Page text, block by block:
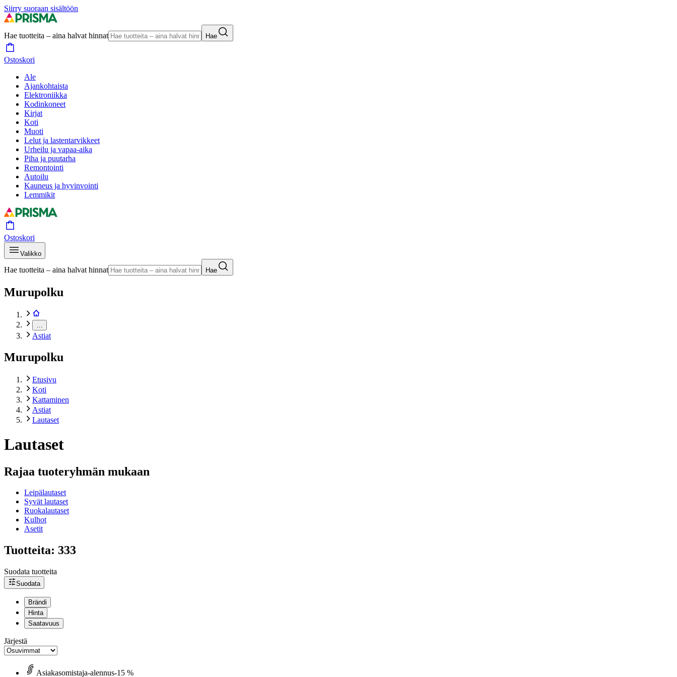
Siirry suoraan sisältöön
Hae tuotteita – aina halvat hinnat Hae
Ostoskori
Ale
Ajankohtaista
Elektroniikka
Kodinkoneet
Kirjat
Koti
Muoti
Lelut ja lastentarvikkeet
Urheilu ja vapaa-aika
Piha ja puutarha
Remontointi
Autoilu
Kauneus ja hyvinvointi
Lemmikit
Ostoskori
Valikko
Hae tuotteita – aina halvat hinnat Hae
Murupolku
Astiat
Murupolku
Etusivu
Koti
Kattaminen
Astiat
Lautaset
Lautaset
Rajaa tuoteryhmän mukaan
Leipälautaset
Syvät lautaset
Ruokalautaset
Kulhot
Asetit
Tuotteita: 333
Suodata tuotteita
Suodata
Brändi
Hinta
Saatavuus
Järjestä
Asiakasomistaja-alennus-15 %